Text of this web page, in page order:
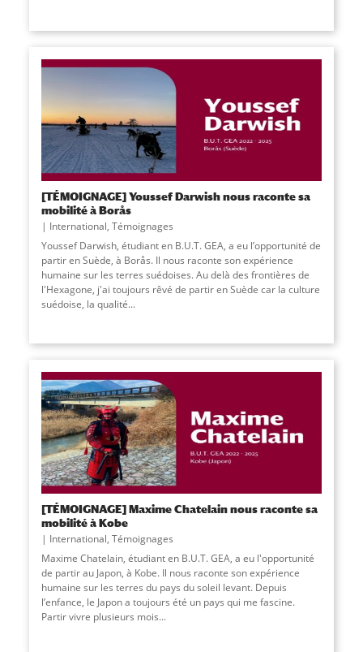
[TÉMOIGNAGE] Youssef Darwish nous raconte sa
mobilité à Borås
International, Témoignages
Youssef Darwish, étudiant en B.U.T. GEA, a eu l’opportunité de
partir en Suède, à Borås. Il nous raconte son expérience
humaine sur les terres suédoises. Au delà des frontières de
l'Hexagone, j'ai toujours rêvé de partir en Suède car la culture
suédoise, la qualité...
[TÉMOIGNAGE] Maxime Chatelain nous raconte sa
mobilité à Kobe
International, Témoignages
Maxime Chatelain, étudiant en B.U.T. GEA, a eu l'opportunité
de partir au Japon, à Kobe. Il nous raconte son expérience
humaine sur les terres du pays du soleil levant. Depuis
l’enfance, le Japon a toujours été un pays qui me fascine.
Partir vivre plusieurs mois...